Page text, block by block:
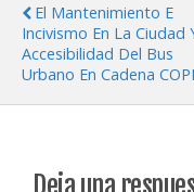
El Mantenimiento E
Incivismo En La Ciudad
Accesibilidad Del Bus
Urbano En Cadena